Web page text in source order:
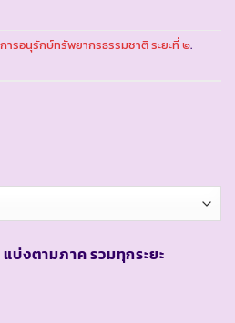
ารอนุรักษ์ทรัพยากรธรรมชาติ ระยะที่ ๒.
บ่งตามภาค รวมทุกระยะ